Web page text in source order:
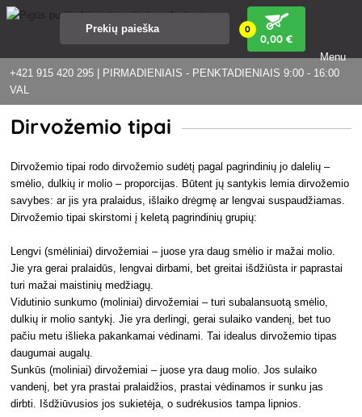
+421 915 420 295 | PIRMADIENIAIS - PENKTADIENIAIS 9:00 - 16:00
VAL
0
0,00 €
Menu
Dirvožemio tipai
Dirvožemio tipai rodo dirvožemio sudėtį pagal pagrindinių jo dalelių –
smėlio, dulkių ir molio – proporcijas. Būtent jų santykis lemia dirvožemio
savybes: ar jis yra pralaidus, išlaiko drėgmę ar lengvai suspaudžiamas.
Dirvožemio tipai skirstomi į keletą pagrindinių grupių:
Lengvi (smėliniai) dirvožemiai – juose yra daug smėlio ir mažai molio.
Jie yra gerai pralaidūs, lengvai dirbami, bet greitai išdžiūsta ir paprastai
turi mažai maistinių medžiagų.
Vidutinio sunkumo (moliniai) dirvožemiai – turi subalansuotą smėlio,
dulkių ir molio santykį. Jie yra derlingi, gerai sulaiko vandenį, bet tuo
pačiu metu išlieka pakankamai vėdinami. Tai idealus dirvožemio tipas
daugumai augalų.
Sunkūs (moliniai) dirvožemiai – juose yra daug molio. Jos sulaiko
vandenį, bet yra prastai pralaidžios, prastai vėdinamos ir sunku jas
dirbti. Išdžiūvusios jos sukietėja, o sudrėkusios tampa lipnios.